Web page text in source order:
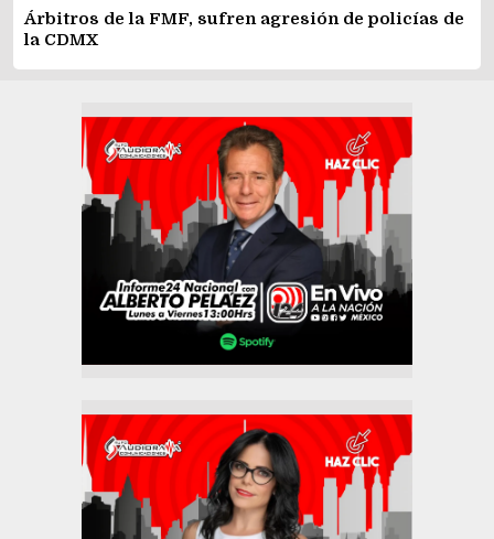
Árbitros de la FMF, sufren agresión de policías de
la CDMX